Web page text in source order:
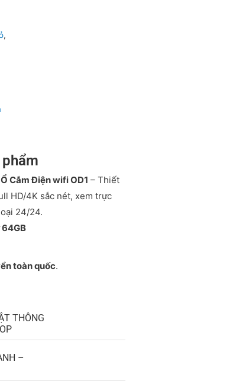
,
Cắm Điện wifi OD1 – Thiết
HD/4K sắc nét, xem trực
24/24.
toàn quốc.
THÔNG
–